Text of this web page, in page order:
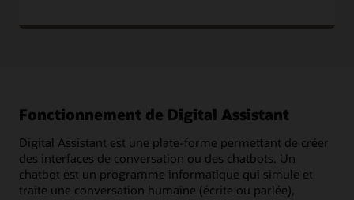
Fonctionnement de Digital Assistant
Digital Assistant est une plate-forme permettant de créer
des interfaces de conversation ou des chatbots. Un
chatbot est un programme informatique qui simule et
traite une conversation humaine (écrite ou parlée),